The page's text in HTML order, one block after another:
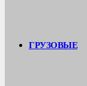
ГРУЗОВЫЕ